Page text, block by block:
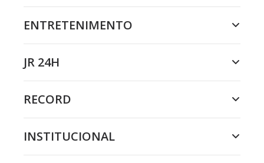
ENTRETENIMENTO
JR 24H
RECORD
INSTITUCIONAL